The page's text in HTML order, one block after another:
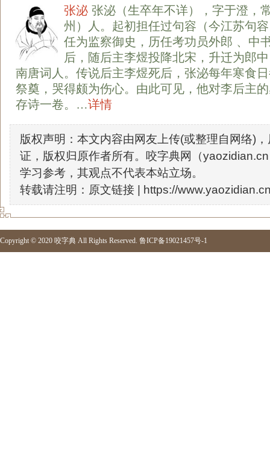
张泌 张泌（生卒年不详），字于澄，
州）人。起初担任过句容（今江苏句
任为监察御史，历任考功员外郎 、中
后，随后主李煜投降北宋，升迁为郎
南唐词人。传说后主李煜死后，张泌每年寒食
祭奠，哭得颇为伤心。由此可见，他对李后主
存诗一卷。…详情
版权声明：本文内容由网友上传(或整理自网络)
证，版权归原作者所有。咬字典网（
学习参考，其观点不代表本站立场。
转载请注明：原文链接 |
https://
Copyright © 2020 咬字典 All Rights Reserved. 鲁ICP备19021457号-1